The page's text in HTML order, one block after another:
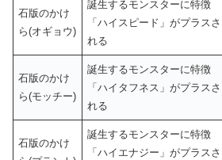
石版のかけ
ら(オギョウ)
誕生するモンスターに特徴
「ハイスピード」がプラスさ
れる
石版のかけ
ら(モッチー)
誕生するモンスターに特徴
「ハイタフネス」がプラスさ
れる
石版のかけ
誕生するモンスターに特徴
「ハイエナジー」がプラスさ